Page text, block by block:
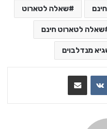
שאלה לטארוט
שאלה לטארוט חינם
מנדלבוים
VKontakte